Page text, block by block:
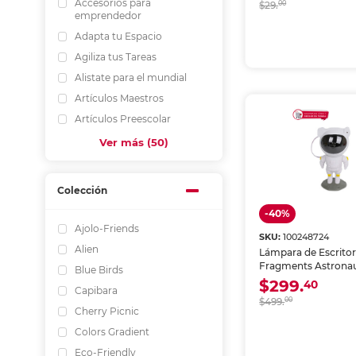
Accesorios para
emprendedor
Adapta tu Espacio
Agiliza tus Tareas
Alistate para el mundial
Artículos Maestros
Artículos Preescolar
Ver más (50)
Colección
Ajolo-Friends
Alien
Blue Birds
Capibara
Cherry Picnic
Colors Gradient
Eco-Friendly
$29.00
-40%
SKU:100248724
Lámpara de
Fragments
$299.40
$499.00